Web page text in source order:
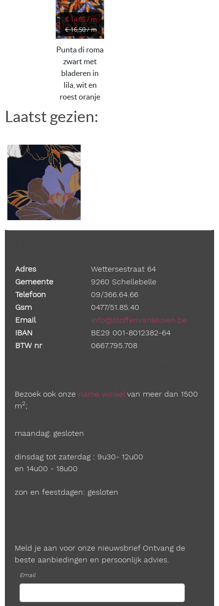
€ 14,85 / m
€ 16,50 / m
Punta di roma
zwart met
bladeren in
lila, wit en
roest oranje
Laatst gezien:
Adres
Wettersestraat 64
Gemeente
9260 Schellebelle
Telefoon
09/366.64.66
Gsm
0477/51.85.40
Email
info@stoffenvanleuven.be
IBAN
BE29 001-8012382-64
BTW nr
0667.795.708
Bezoek ook onze ruime winkelvan meer dan 1500
m2;
maandag: gesloten
dinsdag tot zaterdag : 9u30- 12u00
en 14u00 - 18u00
zon en feestdagen: gesloten
Meld je aan voor onze nieuwsbrief Ontvang de
beste aanbiedingen en persoonlijk advies.
Email